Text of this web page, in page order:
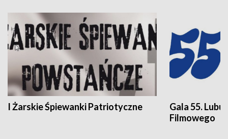
I Żarskie Śpiewanki Patriotyczne
Gala 55.
Filmowego